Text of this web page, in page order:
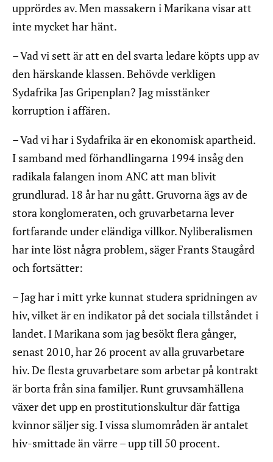
upprördes av. Men massakern i Marikana visar att
inte mycket har hänt.
– Vad vi sett är att en del svarta ledare köpts upp av
den härskande klassen. Behövde verkligen
Sydafrika Jas Gripenplan? Jag misstänker
korruption i affären.
– Vad vi har i Sydafrika är en ekonomisk apartheid.
I samband med förhandlingarna 1994 insåg den
radikala falangen inom ANC att man blivit
grundlurad. 18 år har nu gått. Gruvorna ägs av de
stora konglomeraten, och gruvarbetarna lever
fortfarande under eländiga villkor. Nyliberalismen
har inte löst några problem, säger Frants Staugård
och fortsätter:
– Jag har i mitt yrke kunnat studera spridningen av
hiv, vilket är en indikator på det sociala tillståndet i
landet. I Marikana som jag besökt flera gånger,
senast 2010, har 26 procent av alla gruvarbetare
hiv. De flesta gruvarbetare som arbetar på kontrakt
är borta från sina familjer. Runt gruvsamhällena
växer det upp en prostitutionskultur där fattiga
kvinnor säljer sig. I vissa slumområden är antalet
hiv-smittade än värre – upp till 50 procent.